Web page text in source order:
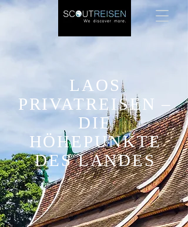
LAOS
PRIVATREISEN –
DIE
HÖHEPUNKTE
DES LANDES